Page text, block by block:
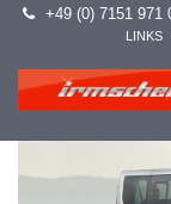
+49 (0) 7151 971
LINKS